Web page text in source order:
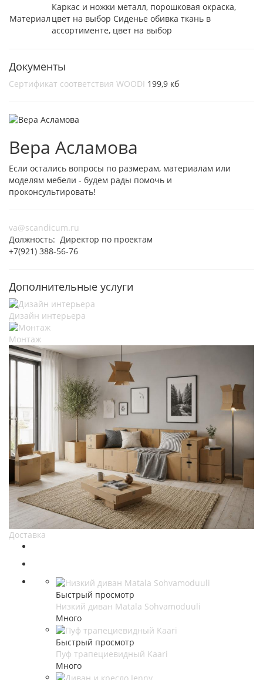
Материал
Каркас и ножки металл, порошковая окраска,
цвет на выбор Сиденье обивка ткань в
ассортименте, цвет на выбор
Документы
Сертификат соответствия WOODI 199,9 кб
Вера Асламова
Если остались вопросы по размерам, материалам или
моделям мебели - будем рады помочь и
проконсультировать!
va@scandicum.ru
Должность: Директор по проектам
+7(921) 388-56-76
Дополнительные услуги
Дизайн интерьера
Монтаж
Доставка
Быстрый просмотр
Низкий диван Matala Sohvamoduuli
Много
Быстрый просмотр
Пуф трапециевидный Kaari
Много